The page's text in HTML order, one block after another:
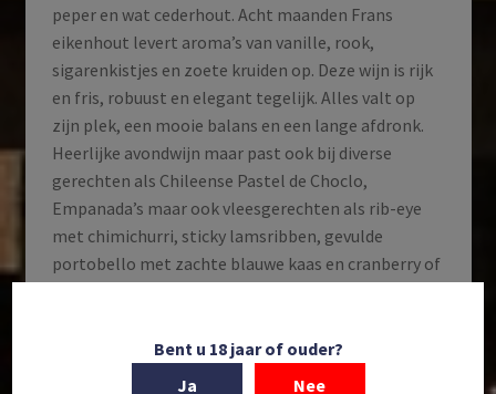
peper en wat cederhout. Acht maanden Frans
eikenhout levert aroma’s van vanille, rook,
sigarenkistjes en zoete kruiden op. Deze wijn is rijk
en fris, robuust en elegant tegelijk. Alles valt op
zijn plek, een mooie balans en een lange afdronk.
Heerlijke avondwijn maar past ook bij diverse
gerechten als Chileense Pastel de Choclo,
Empanada’s maar ook vleesgerechten als rib-eye
met chimichurri, sticky lamsribben, gevulde
portobello met zachte blauwe kaas en cranberry of
Op voorraadBent u 18 jaar of ouder?
Ja
Nee